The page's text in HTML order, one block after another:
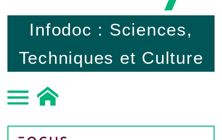
Infodoc : Sciences,
Techniques et Culture